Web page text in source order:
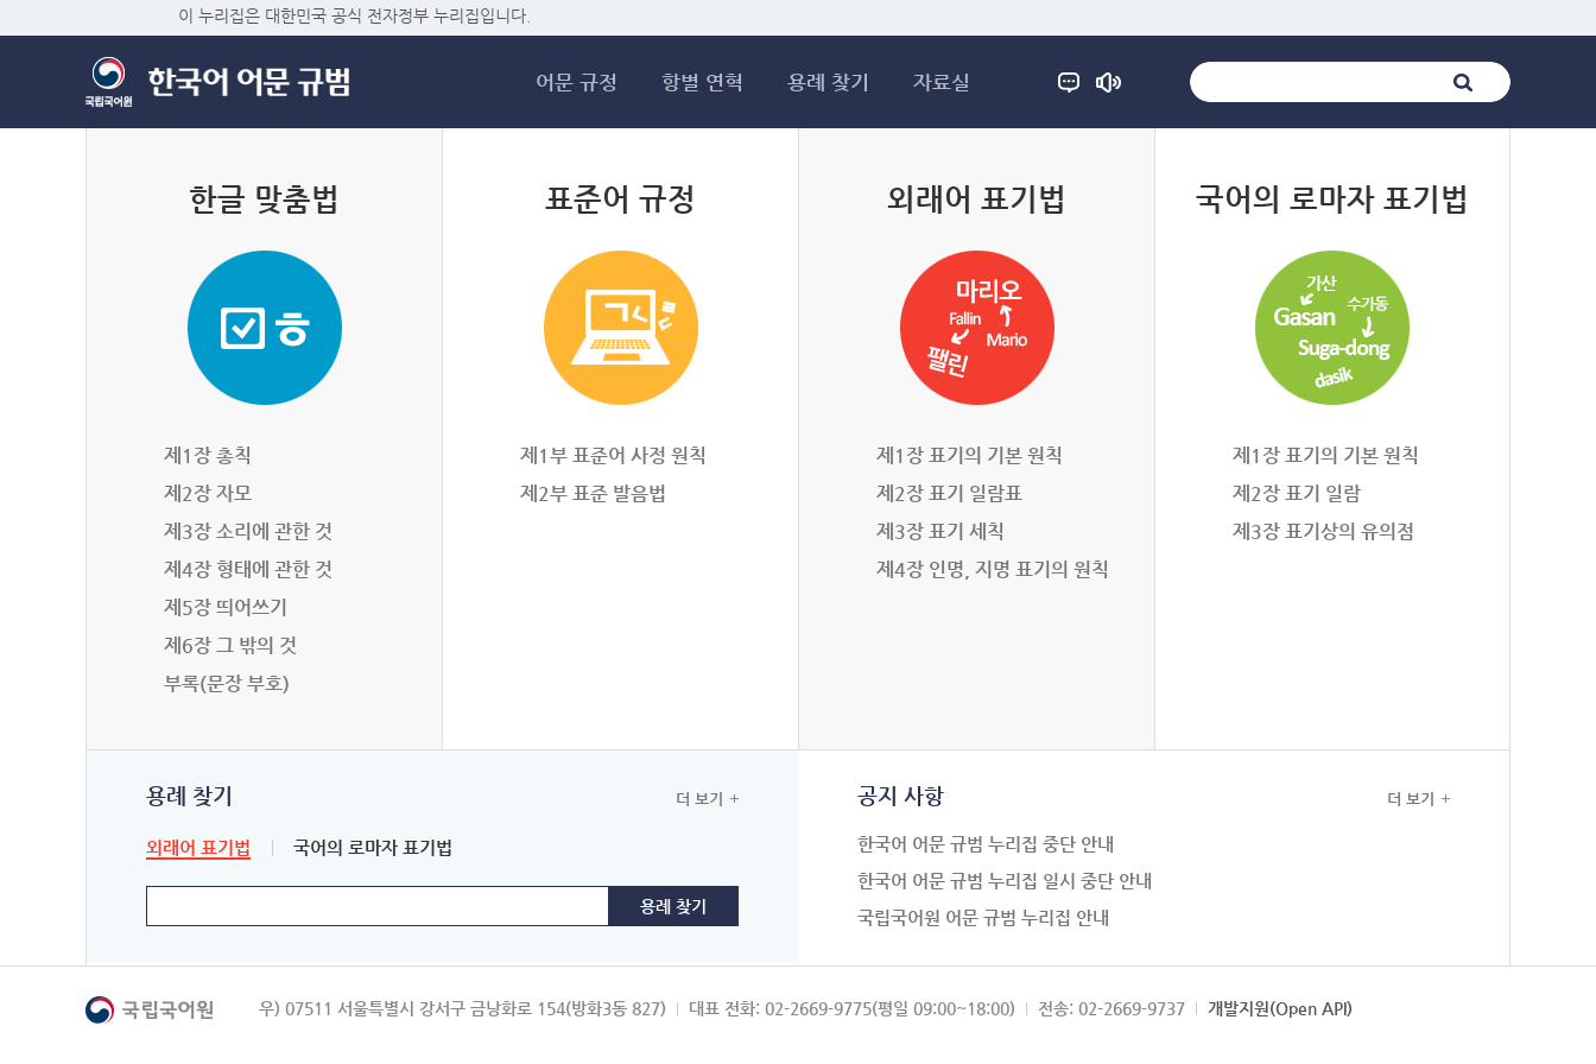
이 누리집은 대한민국 공식 전자정부 누리집입니다.
어문 규정 항별 연혁 용례 찾기 자료실
한글 맞춤법
제1장 총칙
제2장 자모
제3장 소리에 관한 것
제4장 형태에 관한 것
제5장 띄어쓰기
제6장 그 밖의 것
부록(문장 부호)
표준어 규정
제1부 표준어 사정 원칙
제2부 표준 발음법
외래어 표기법
제1장 표기의 기본 원칙
제2장 표기 일람표
제3장 표기 세칙
제4장 인명, 지명 표기의 원칙
국어의 로마자 표기법
제1장 표기의 기본 원칙
제2장 표기 일람
제3장 표기상의 유의점
용례 찾기
외래어 표기법 국어의 로마자 표기법
더 보기 공지 사항
한국어 어문 규범 누리집 중단 안내
한국어 어문 규범 누리집 일시 중단 안내
국립국어원 어문 규범 누리집 안내
더 보기
우) 07511 서울특별시 강서구 금낭화로 154(방화3동 827) 대표 전화: 02-2669-9775(평일 09:00~18:00) 전송: 02-2669-9737 개발지원(Open API)